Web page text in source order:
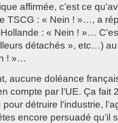
affirmée, c’est ce
TSCG : « Nein ! »…, a
Hollande : « Nein ! »…
détachés », etc…)
! »…
aucune doléance
compte par l’UE. Ça fait
pour détruire l’industrie,
encore persuadé qu’il